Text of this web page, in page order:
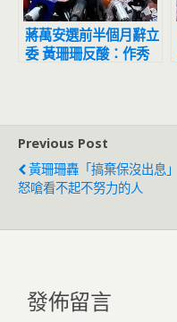
蔣萬安選前半個月辭立
委 黃珊珊反酸：作秀
Previous Post
黃珊珊轟「搞棄保沒出息」
怒嗆看不起不努力的人
發佈留言